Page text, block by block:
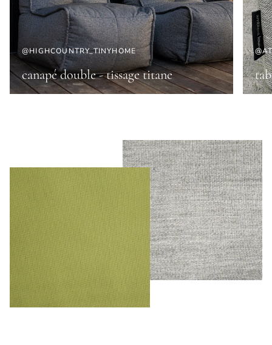
@HIGHCOUNTRY_TINYHOME
canapé double - tissage titane